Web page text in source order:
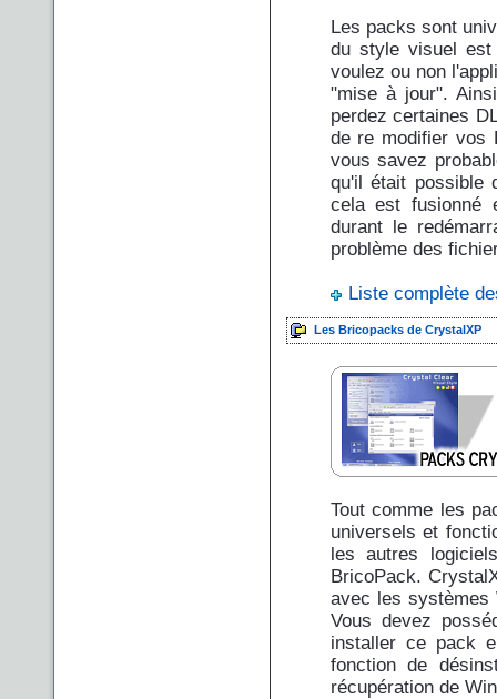
Les packs sont
du style visuel
voulez ou non
"mise à jour".
perdez certaines
de re modifier vos
vous savez
qu'il était possible
cela est fusionné
durant le
problème des
Liste complète
Les Bricopacks de CrystalXP
Tout comme les
universels et
les autres
BricoPack.
avec les systèmes
Vous devez
installer ce pack
fonction de
récupération de